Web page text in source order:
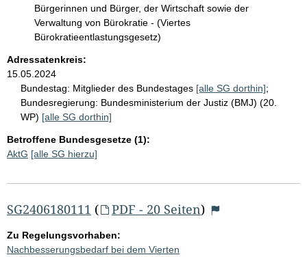
Bürgerinnen und Bürger, der Wirtschaft sowie der
Verwaltung von Bürokratie - (Viertes
Bürokratieentlastungsgesetz)
Adressatenkreis:
15.05.2024
Bundestag: Mitglieder des Bundestages [alle SG dorthin];
Bundesregierung: Bundesministerium der Justiz (BMJ) (20.
WP) [alle SG dorthin]
Betroffene Bundesgesetze (1):
AktG [alle SG hierzu]
SG2406180111 ( PDF - 20 Seiten)
Zu Regelungsvorhaben:
Nachbesserungsbedarf bei dem Vierten